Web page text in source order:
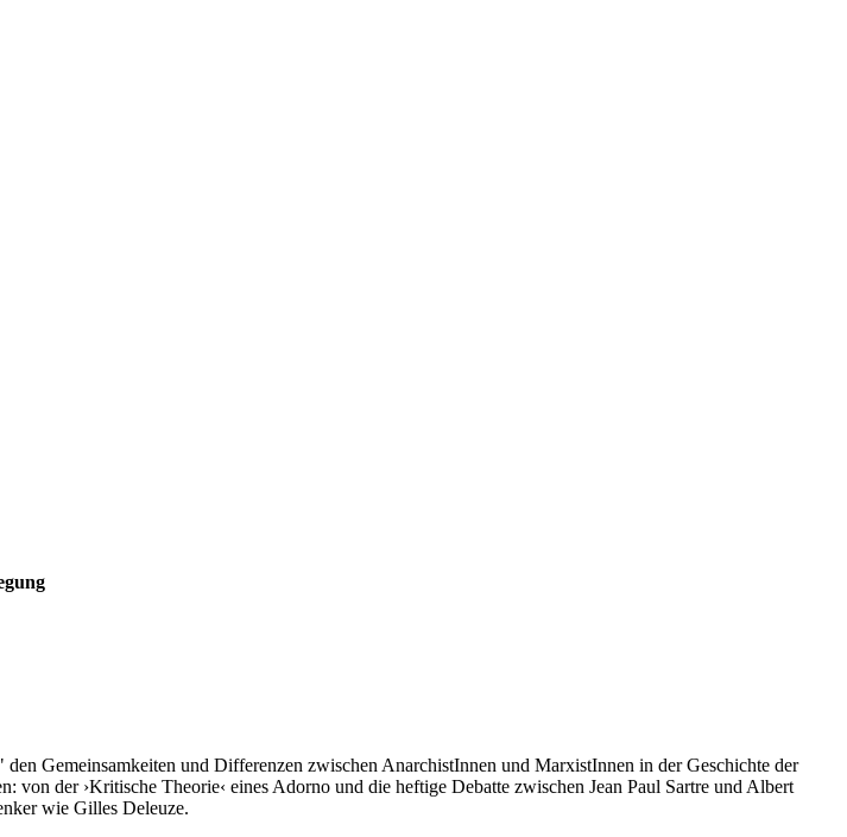
Gemeinsamkeiten und Differenzen zwischen AnarchistInnen und MarxistInnen in der Geschichte der
der ›Kritische Theorie‹ eines Adorno und die heftige Debatte zwischen Jean Paul Sartre und Albert
wie Gilles Deleuze.